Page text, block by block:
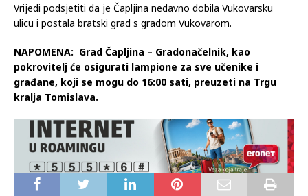
Vrijedi podsjetiti da je Čapljina nedavno dobila Vukovarsku
ulicu i postala bratski grad s gradom Vukovarom.
NAPOMENA: Grad Čapljina – Gradonačelnik, kao
pokrovitelj će osigurati lampione za sve učenike i
građane, koji se mogu do 16:00 sati, preuzeti na Trgu
kralja Tomislava.